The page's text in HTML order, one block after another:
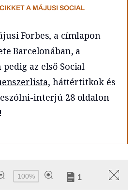
A MÁJUSI SOCIAL
Forbes, a címlapon
Barcelonában, a
az első Social
háttértitkok és
interjú 28 oldalon